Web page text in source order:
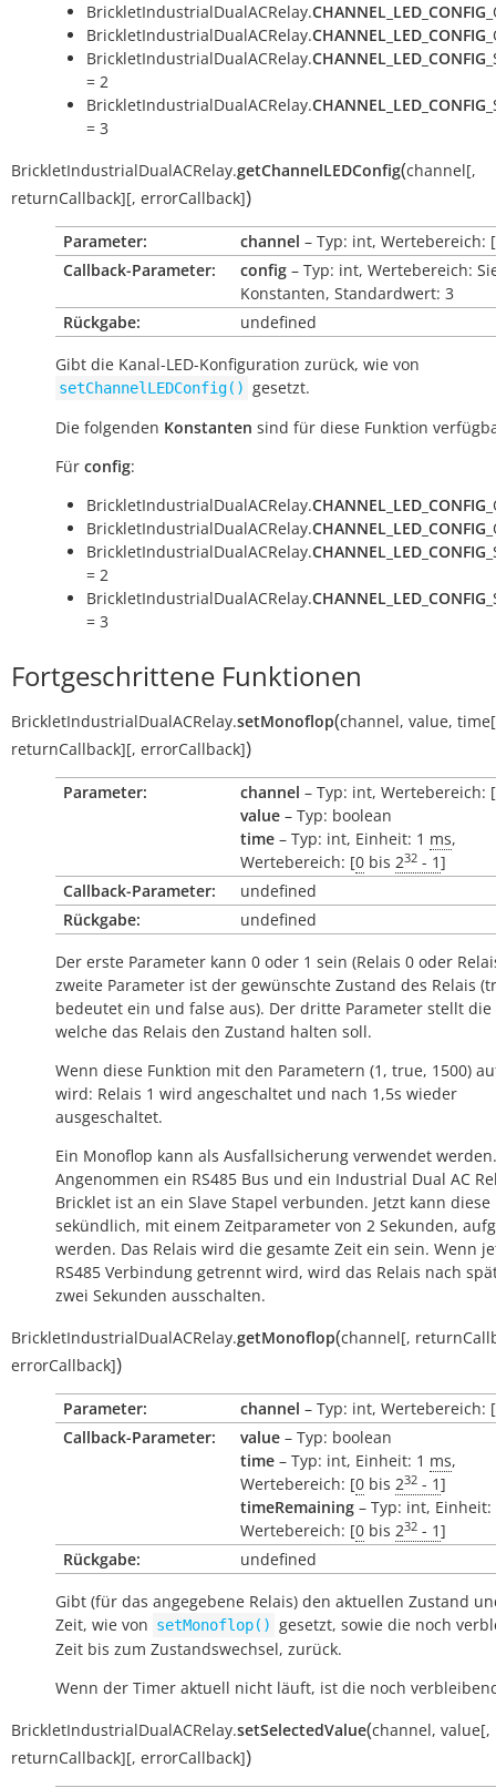
BrickletIndustrialDualACRelay.CHANNEL_LED_CONFIG
BrickletIndustrialDualACRelay.CHANNEL_LED_CONFIG
BrickletIndustrialDualACRelay.CHANNEL_LED_CONFIG
= 2
BrickletIndustrialDualACRelay.CHANNEL_LED_CONFIG
= 3
BrickletIndustrialDualACRelay.getChannelLEDConfig(channel[,
returnCallback][, errorCallback])
Parameter: channel – Typ: int, Wertebereich:
Callback-Parameter:
config – Typ: int, Wertebereich:
Konstanten, Standardwert: 3
Rückgabe:
undefined
Gibt die Kanal-LED-Konfiguration zurück, wie von
setChannelLEDConfig() gesetzt.
Die folgenden Konstanten sind für diese Funktion
Für config:
BrickletIndustrialDualACRelay.CHANNEL_LED_CONFIG
BrickletIndustrialDualACRelay.CHANNEL_LED_CONFIG
BrickletIndustrialDualACRelay.CHANNEL_LED_CONFIG
= 2
BrickletIndustrialDualACRelay.CHANNEL_LED_CONFIG
= 3
Fortgeschrittene Funktionen
BrickletIndustrialDualACRelay.setMonoflop(channel, value, time[
returnCallback][, errorCallback])
Parameter: channel – Typ: int, Wertebereich:
value – Typ: boolean
time – Typ: int, Einheit: 1 ms,
Wertebereich: [0 bis 232 - 1]
Callback-Parameter:
undefined
Rückgabe:
undefined
Der erste Parameter kann 0 oder 1 sein (Relais 0 oder
zweite Parameter ist der gewünschte Zustand des Relais (
bedeutet ein und false aus). Der dritte Parameter stellt
welche das Relais den Zustand halten soll.
Wenn diese Funktion mit den Parametern (1, true, 1500)
wird: Relais 1 wird angeschaltet und nach 1,5s wieder
ausgeschaltet.
Ein Monoflop kann als Ausfallsicherung verwendet
Angenommen ein RS485 Bus und ein Industrial Dual AC
Bricklet ist an ein Slave Stapel verbunden. Jetzt kann diese
sekündlich, mit einem Zeitparameter von 2 Sekunden,
werden. Das Relais wird die gesamte Zeit ein sein. Wenn
RS485 Verbindung getrennt wird, wird das Relais nach
zwei Sekunden ausschalten.
BrickletIndustrialDualACRelay.getMonoflop(channel[,
errorCallback])
Parameter: channel – Typ: int, Wertebereich:
Callback-Parameter:
value – Typ: boolean
time – Typ: int, Einheit: 1 ms,
Wertebereich: [0 bis 232 - 1]
timeRemaining – Typ: int,
Wertebereich: [0 bis 232 - 1]
Rückgabe:
undefined
Gibt (für das angegebene Relais) den aktuellen Zustand
Zeit, wie von setMonoflop() gesetzt, sowie die noch
Zeit bis zum Zustandswechsel, zurück.
Wenn der Timer aktuell nicht läuft, ist die noch
BrickletIndustrialDualACRelay.setSelectedValue(channel, value[,
returnCallback][, errorCallback])